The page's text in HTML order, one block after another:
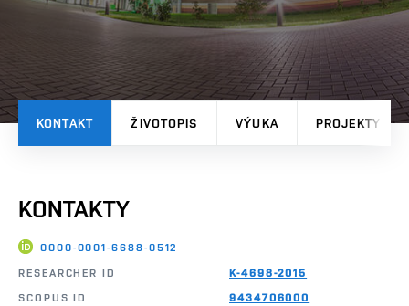
KONTAKT ŽIVOTOPIS VÝUKA PROJEKTY
KONTAKTY
0000-0001-6688-0512
RESEARCHER ID
K-4698-2015
SCOPUS ID
9434706000